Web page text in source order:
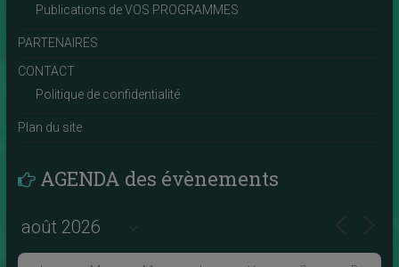
Publications de VOS PROGRAMMES
PARTENAIRES
CONTACT
Politique de confidentialité
Plan du site
AGENDA des évènements